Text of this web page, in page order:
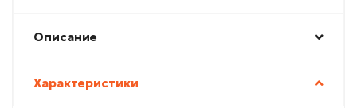
Описание
Характеристики